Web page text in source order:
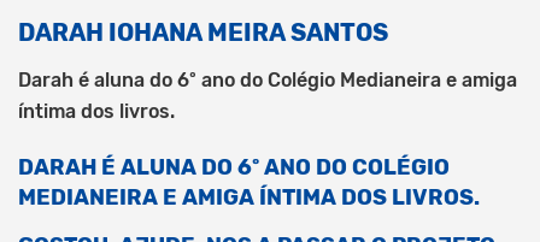
DARAH IOHANA MEIRA SANTOS
Darah é aluna do 6º ano do Colégio Medianeira e amiga
íntima dos livros.
DARAH É ALUNA DO 6º ANO DO COLÉGIO
MEDIANEIRA E AMIGA ÍNTIMA DOS LIVROS.